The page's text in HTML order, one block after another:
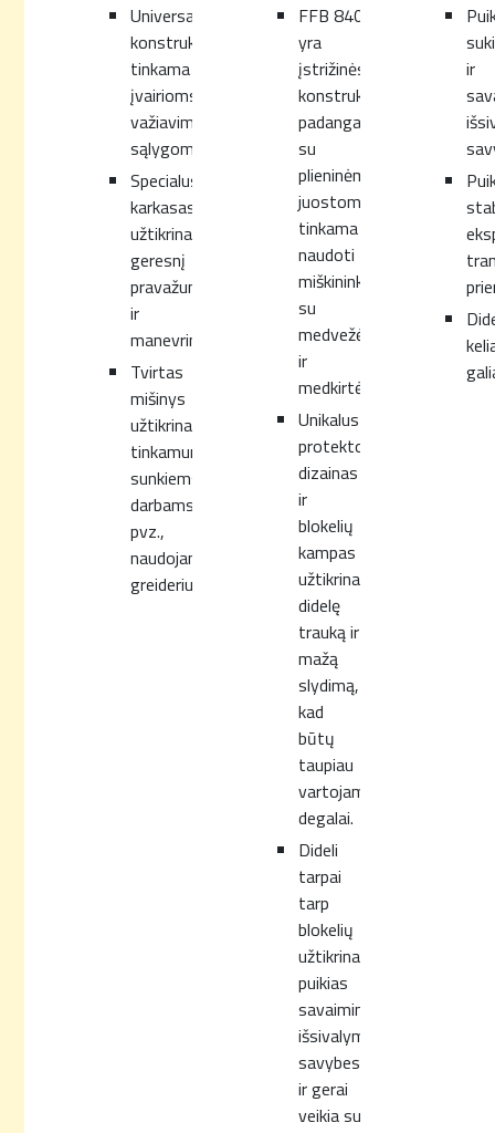
Universali
konstrukcija,
tinkama
įvairioms
važiavimo
sąlygoms.
Specialus
karkasas
užtikrina
geresnį
pravažumą
ir
manevringumą.
Tvirtas
mišinys
užtikrina
tinkamumą
sunkiems
darbams,
pvz.,
naudojant
greiderius.
FFB 840
yra
įstrižinės
konstrukcijos
padanga
su
plieninėmis
juostomis,
tinkama
naudoti
miškininkystėje
su
medvežėmis
ir
medkirtėmis.
Unikalus
protektoriaus
dizainas
ir
blokelių
kampas
užtikrina
didelę
trauką ir
mažą
slydimą,
kad
būtų
taupiau
vartojami
degalai.
Dideli
tarpai
tarp
blokelių
užtikrina
puikias
savaiminio
išsivalymo
savybes
ir gerai
veikia su
ir